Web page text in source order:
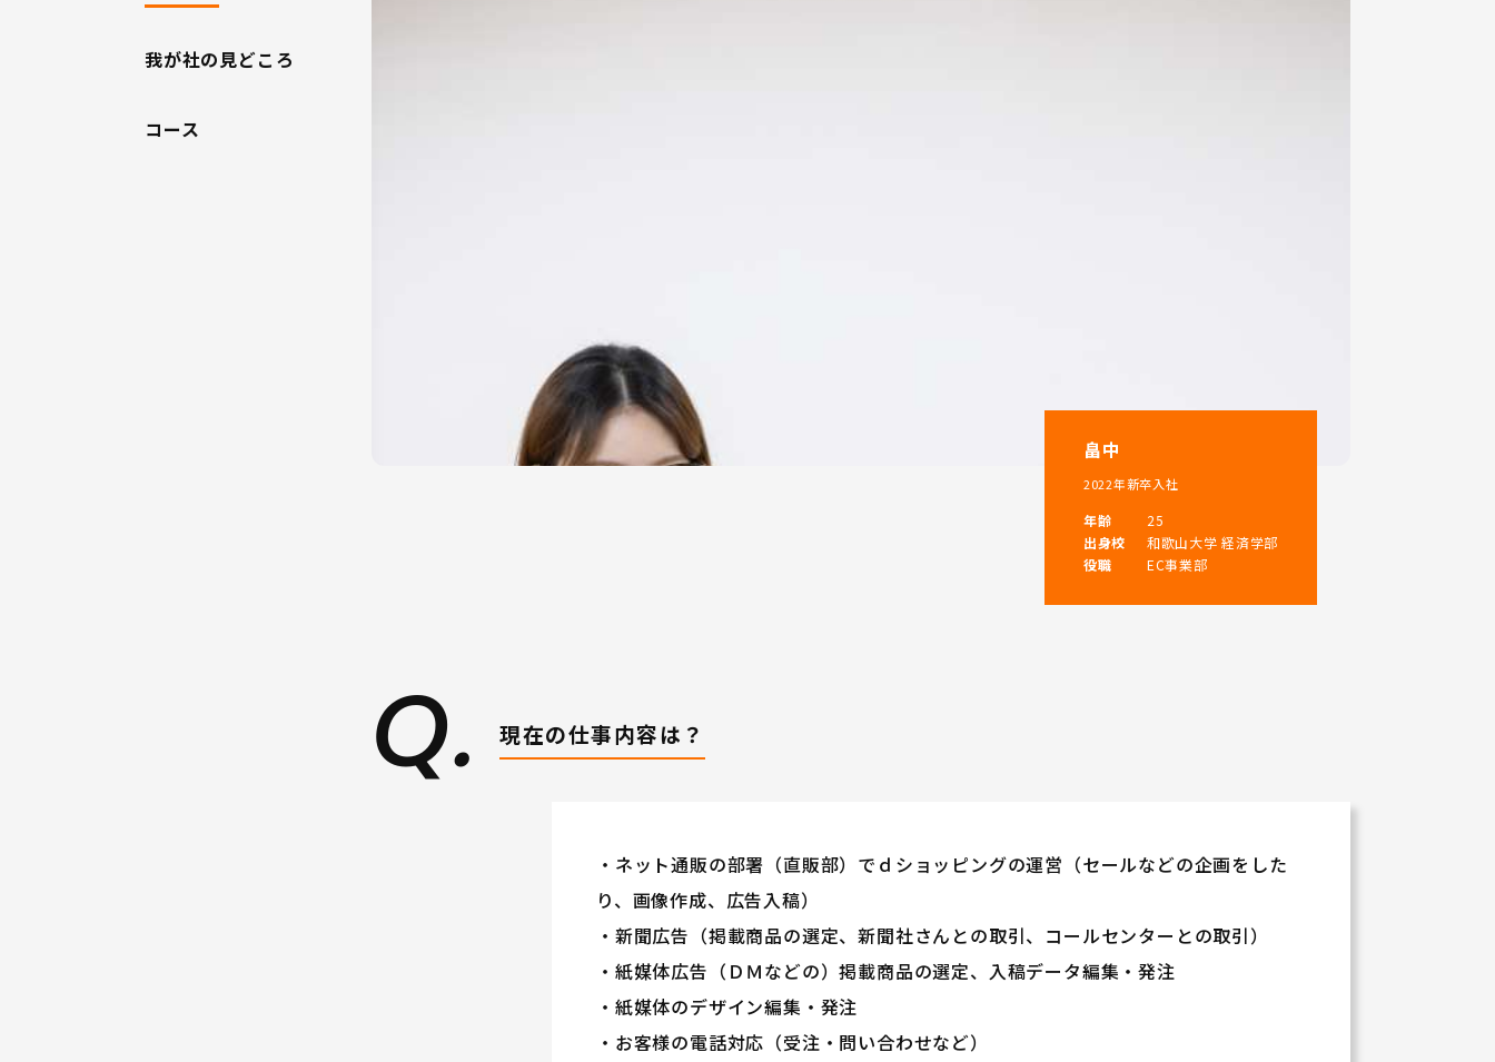
我が社の見どころ
コース
畠中
2022年新卒入社
年齢
25
出身校
和歌山大学 経済学部
役職
EC事業部
現在の仕事内容は？
・ネット通販の部署（直販部）でｄショッピングの運営（セールなどの企画をした
り、画像作成、広告入稿）
・新聞広告（掲載商品の選定、新聞社さんとの取引、コールセンターとの取引）
・紙媒体広告（ＤＭなどの）掲載商品の選定、入稿データ編集・発注
・紙媒体のデザイン編集・発注
・お客様の電話対応（受注・問い合わせなど）